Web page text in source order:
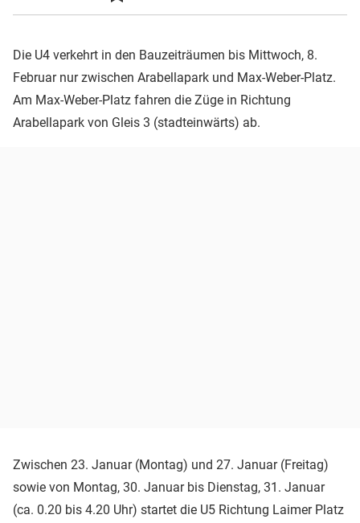
Die U4 verkehrt in den Bauzeiträumen bis Mittwoch, 8.
Februar nur zwischen Arabellapark und Max-Weber-Platz.
Am Max-Weber-Platz fahren die Züge in Richtung
Arabellapark von Gleis 3 (stadteinwärts) ab.
Zwischen 23. Januar (Montag) und 27. Januar (Freitag)
sowie von Montag, 30. Januar bis Dienstag, 31. Januar
(ca. 0.20 bis 4.20 Uhr) startet die U5 Richtung Laimer Platz